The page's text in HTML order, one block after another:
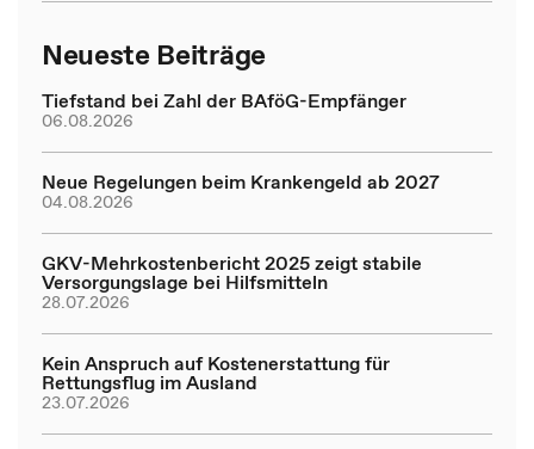
Neueste Beiträge
Tiefstand bei Zahl der BAföG-Empfänger
06.08.2026
Neue Regelungen beim Krankengeld ab 2027
04.08.2026
GKV-Mehrkostenbericht 2025 zeigt stabile
Versorgungslage bei Hilfsmitteln
28.07.2026
Kein Anspruch auf Kostenerstattung für
Rettungsflug im Ausland
23.07.2026